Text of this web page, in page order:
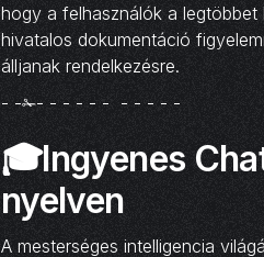
hogy a felhasználók a legtöbbet
hivatalos dokumentáció
álljanak rendelkezésre.
- -✁- - - - - - - - - - -
🎓Ingyenes
nyelven
A mesterséges intelligencia